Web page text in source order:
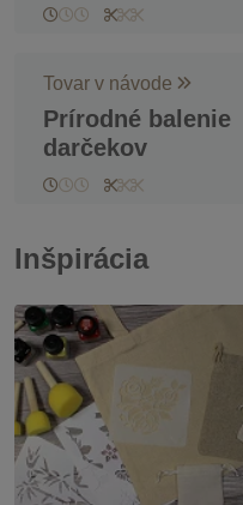
Tovar v návode
Prírodné balenie
darčekov
Inšpirácia